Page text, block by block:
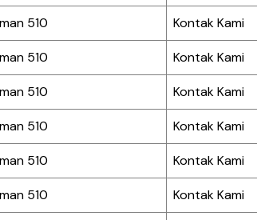
510 Kontak Kami
510 Kontak Kami
510 Kontak Kami
510 Kontak Kami
510 Kontak Kami
510 Kontak Kami